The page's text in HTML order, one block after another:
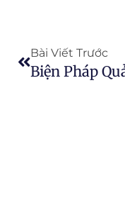
Bài Viết Trước